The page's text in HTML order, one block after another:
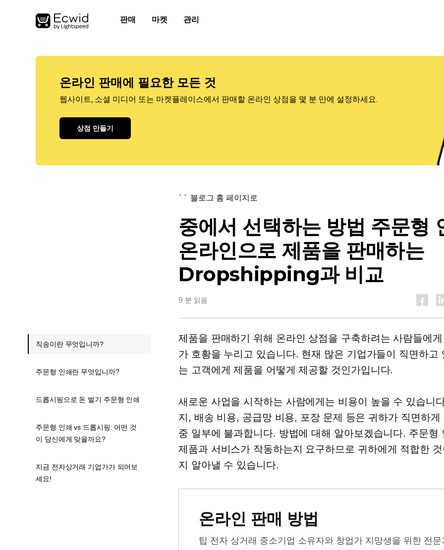
판매 마켓 관리
온라인 판매에 필요한 모든 것
웹사이트, 소셜 미디어 또는 마켓플레이스에서 판매할 온라인 상점을 몇 분 만에 설정하세요.
상점 만들기
`` 블로그 홈 페이지로
중에서 선택하는 방법 주문형
온라인으로 제품을 판매하는
Dropshipping과 비교
9 분 읽음
제품을 판매하기 위해 온라인 상점을 구축하려는 사람들에
가 호황을 누리고 있습니다. 현재 많은 기업가들이 직면하고
는 고객에게 제품을 어떻게 제공할 것인가입니다.
새로운 사업을 시작하는 사람에게는 비용이 높을 수 있습니
지, 배송 비용, 공급망 비용, 포장 문제 등은 귀하가 직면하게
중 일부에 불과합니다. 방법에 대해 알아보겠습니다. 주문형
제품과 서비스가 작동하는지 요구하므로 귀하에게 적합한
지 알아낼 수 있습니다.
온라인 판매 방법
팁 전자 상거래 중소기업 소유자와 창업가 지망생을 위한 전문
직송이란 무엇입니까?
주문형 인쇄란 무엇입니까?
드롭시핑으로 돈 벌기 주문형 인쇄
주문형 인쇄 vs 드롭시핑: 어떤 것
이 당신에게 맞을까요?
지금 전자상거래 기업가가 되어보
세요!